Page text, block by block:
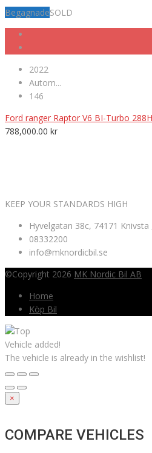
BegagnadeSOLD
2022
Autom...
146
Ford ranger Raptor V6 BI-Turbo
788,000.00 kr
KEEP YOUR STANDARDS HIGH
Hyvelgatan 38c, 74171 Knivsta
08332200
info@mknordicbil.se
©Copyright 2026 MK Nordic Bil AB
Home
Köp Bil
Vehicle added!
The vehicle is already in the wishlist!
×
COMPARE VEHICLES